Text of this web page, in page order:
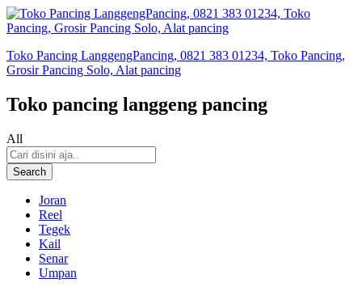
Toko Pancing LanggengPancing, 0821 383 01234, Toko Pancing,
Grosir Pancing Solo, Alat pancing
Toko pancing langgeng pancing
All
Search
Joran
Reel
Tegek
Kail
Senar
Umpan